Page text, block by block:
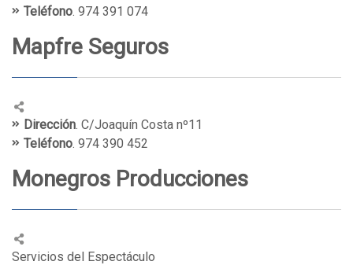
Teléfono. 974 391 074
Mapfre Seguros
Dirección. C/Joaquín Costa nº11
Teléfono. 974 390 452
Monegros Producciones
Servicios del Espectáculo